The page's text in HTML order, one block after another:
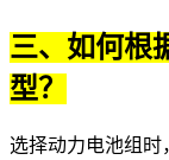
三、如何根
型？
选择动力电池组时